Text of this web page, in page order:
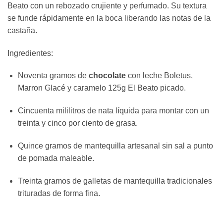
Beato con un rebozado crujiente y perfumado. Su textura
se funde rápidamente en la boca liberando las notas de la
castaña.
Ingredientes:
Noventa gramos de chocolatecon leche Boletus,
Marron Glacé y caramelo 125g El Beato picado.
Cincuenta mililitros de nata líquida para montar con un
treinta y cinco por ciento de grasa.
Quince gramos de mantequilla artesanal sin sal a punto
de pomada maleable.
Treinta gramos de galletas de mantequilla tradicionales
trituradas de forma fina.